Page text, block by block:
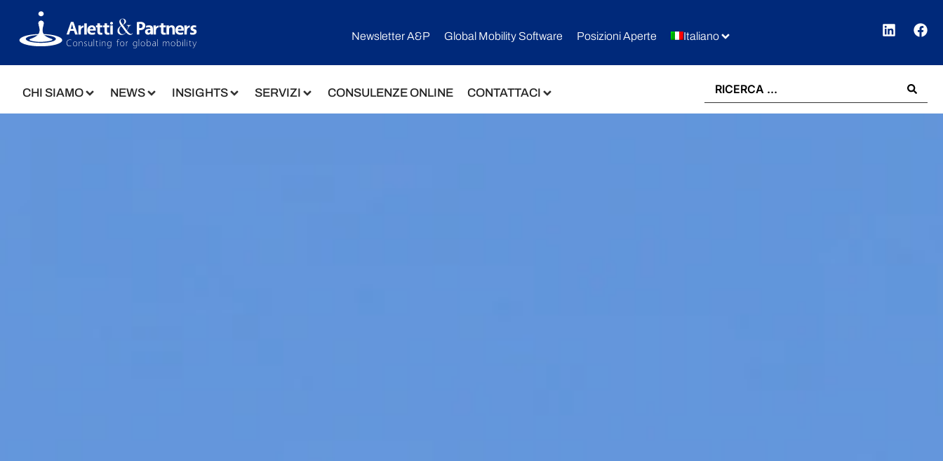
Newsletter A&P Global Mobility Software​ Posizioni Aperte Italiano
CHI SIAMO NEWS INSIGHTS SERVIZI CONSULENZE ONLINE CONTATTACI